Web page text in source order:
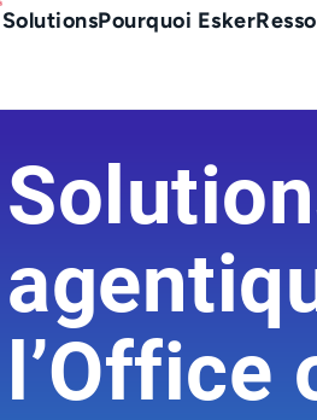
Main
fr
SolutionsPourquoi Esker
l’Office